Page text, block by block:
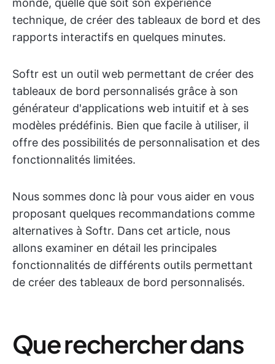
monde, quelle que soit son expérience
technique, de créer des tableaux de bord et des
rapports interactifs en quelques minutes.
Softr est un outil web permettant de créer des
tableaux de bord personnalisés grâce à son
générateur d'applications web intuitif et à ses
modèles prédéfinis. Bien que facile à utiliser, il
offre des possibilités de personnalisation et des
fonctionnalités limitées.
Nous sommes donc là pour vous aider en vous
proposant quelques recommandations comme
alternatives à Softr. Dans cet article, nous
allons examiner en détail les principales
fonctionnalités de différents outils permettant
de créer des tableaux de bord personnalisés.
Que rechercher dans